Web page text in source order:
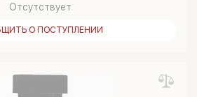
Отсутствует
О ПОСТУПЛЕНИИ